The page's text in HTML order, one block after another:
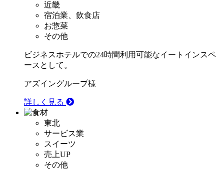
近畿
宿泊業、飲食店
お惣菜
その他
ビジネスホテルでの24時間利用可能なイートインスペ
ースとして。
アズイングループ様
詳しく見る
東北
サービス業
スイーツ
売上UP
その他